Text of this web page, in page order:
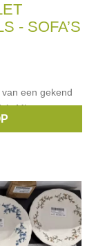
- SOFA’S
een gekend
Microcement